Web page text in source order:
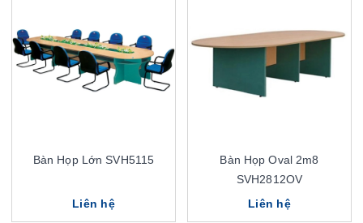
Bàn Họp Lớn SVH5115
Liên hệ
Bàn Họp Oval 2m8
SVH2812OV
Liên hệ